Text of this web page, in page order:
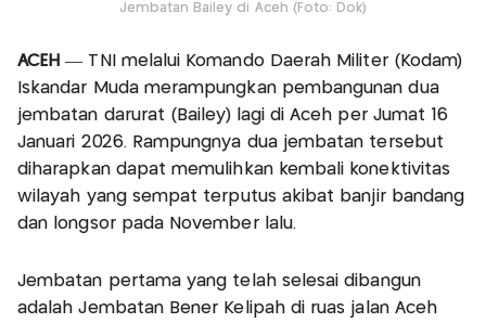
Jembatan Bailey di Aceh (Foto: Dok)
ACEH— TNI melalui Komando Daerah Militer (Kodam)
Iskandar Muda merampungkan pembangunan dua
jembatan darurat (Bailey) lagi di Aceh per Jumat 16
Januari 2026. Rampungnya dua jembatan tersebut
diharapkan dapat memulihkan kembali konektivitas
wilayah yang sempat terputus akibat banjir bandang
dan longsor pada November lalu.
Jembatan pertama yang telah selesai dibangun
adalah Jembatan Bener Kelipah di ruas jalan Aceh